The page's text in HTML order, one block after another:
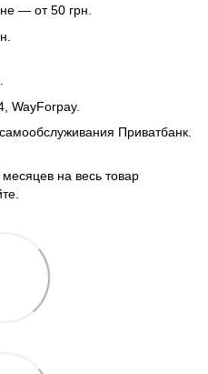
— от 50 грн.
WayForpay.
Приватбанк.
на весь товар